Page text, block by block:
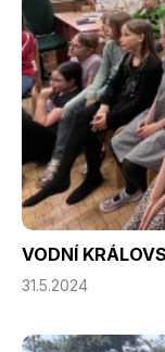
VODNÍ
31.5.2024